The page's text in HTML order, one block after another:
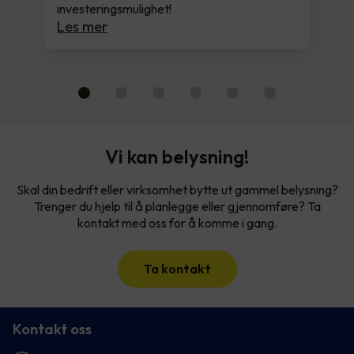
investeringsmulighet!
Les mer
Vi kan belysning!
Skal din bedrift eller virksomhet bytte ut gammel belysning?
Trenger du hjelp til å planlegge eller gjennomføre? Ta
kontakt med oss for å komme i gang.
Ta kontakt
Kontakt oss